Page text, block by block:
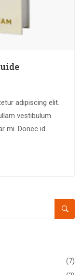
adipiscing elit.
vestibulum
mi. Donec id
(7)